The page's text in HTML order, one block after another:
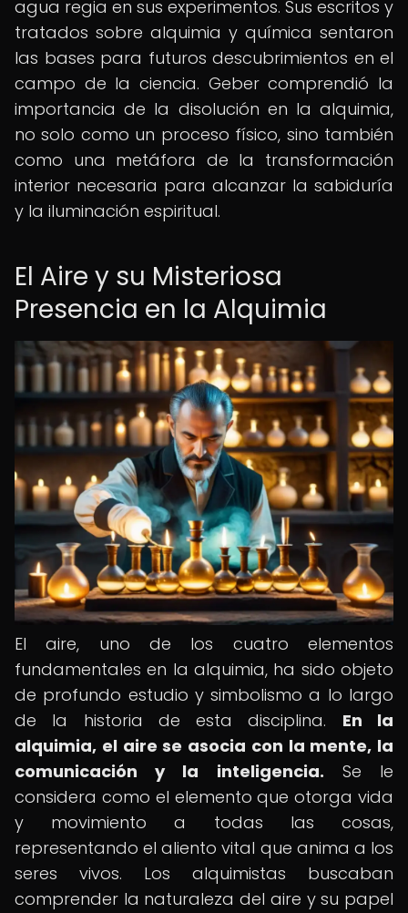
agua regia en sus experimentos. Sus escritos y
tratados sobre alquimia y química sentaron
las bases para futuros descubrimientos en el
campo de la ciencia. Geber comprendió la
importancia de la disolución en la alquimia,
no solo como un proceso físico, sino también
como una metáfora de la transformación
interior necesaria para alcanzar la sabiduría
y la iluminación espiritual.
El Aire y su Misteriosa
Presencia en la Alquimia
El aire, uno de los cuatro elementos
fundamentales en la alquimia, ha sido objeto
de profundo estudio y simbolismo a lo largo
de la historia de esta disciplina. En la
alquimia, el aire se asocia con la mente, la
comunicación y la inteligencia. Se le
considera como el elemento que otorga vida
y movimiento a todas las cosas,
representando el aliento vital que anima a los
seres vivos. Los alquimistas buscaban
comprender la naturaleza del aire y su papel